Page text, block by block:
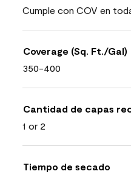
Cumple con COV en
Coverage (Sq. Ft./Gal)
350-400
Cantidad de capas
1 or 2
Tiempo de secado